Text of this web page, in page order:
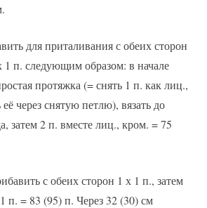
для приталивания с обеих сторон
п. следующим образом: в начале
протяжка (= снять 1 п. как лиц.,
через снятую петлю), вязать до
затем 2 п. вместе лиц., кром. = 75
с обеих сторон 1 х 1 п., затем
п. = 83 (95) п. Через 32 (30) см